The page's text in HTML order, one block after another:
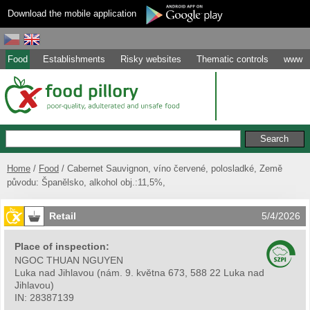
Download the mobile application
Food Establishments Risky websites Thematic controls www
Home Food
Cabernet Sauvignon, víno červené, polosladké, Země
původu: Španělsko, alkohol obj.:11,5%,
Retail 5/4/2026
Place of inspection:
NGOC THUAN NGUYEN
Luka nad Jihlavou (nám. 9. května 673, 588 22 Luka nad
Jihlavou)
IN: 28387139